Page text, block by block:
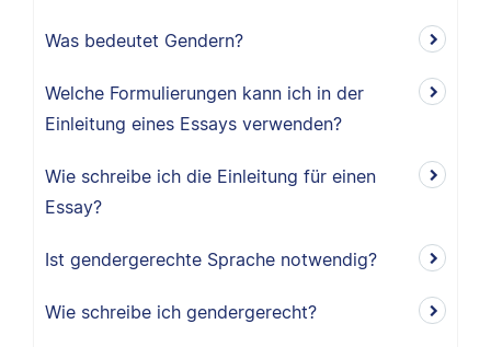
Was bedeutet Gendern?
Welche Formulierungen kann ich in der
Einleitung eines Essays verwenden?
Wie schreibe ich die Einleitung für einen
Essay?
Ist gendergerechte Sprache notwendig?
Wie schreibe ich gendergerecht?